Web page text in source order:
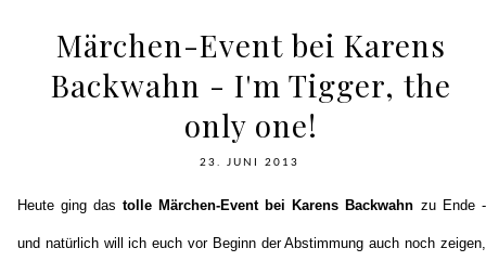
Märchen-Event bei Karens
Backwahn - I'm Tigger, the
only one!
23. JUNI 2013
Heute ging dastolle Märchen-Event bei Karens Backwahn zu Ende -
und natürlich will ich euch vor Beginn der Abstimmung auch noch zeigen,